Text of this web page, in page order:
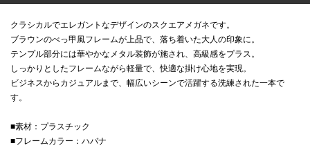
クラシカルでエレガントなデザインのスクエアメガネです。
ブラウンのべっ甲風フレームが上品で、落ち着いた大人の印象に。
テンプル部分には華やかなメタル装飾が施され、高級感をプラス。
しっかりとしたフレームながら軽量で、快適な掛け心地を実現。
ビジネスからカジュアルまで、幅広いシーンで活躍する洗練された一本で
す。
■素材：プラスチック
■フレームカラー：ハバナ